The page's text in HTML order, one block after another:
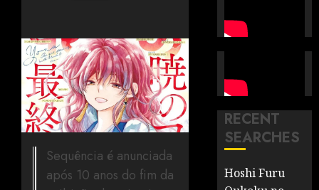
Sequência é anunciada
após 10 anos do fim da
RECENT
SEARCHES
Hoshi Furu